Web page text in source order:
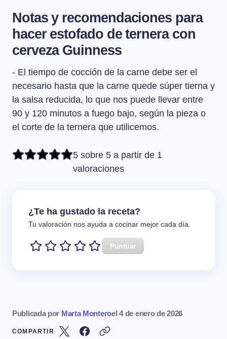
Notas y recomendaciones para
hacer estofado de ternera con
cerveza Guinness
- El tiempo de cocción de la carne debe ser el
necesario hasta que la carne quede súper tierna y
la salsa reducida, lo que nos puede llevar entre
90 y 120 minutos a fuego bajo, según la pieza o
el corte de la ternera que utilicemos.
5 sobre 5 a partir de 1
valoraciones
¿Te ha gustado la receta?
Tu valoración nos ayuda a cocinar mejor cada día.
Puntuar
Publicada por Marta Monteroel 4 de enero de 2026
COMPARTIR